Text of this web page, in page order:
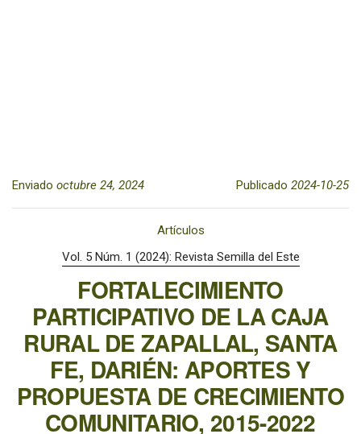
Enviado octubre 24, 2024 Publicado 2024-10-25
Artículos
Vol. 5 Núm. 1 (2024): Revista Semilla del Este
FORTALECIMIENTO
PARTICIPATIVO DE LA CAJA
RURAL DE ZAPALLAL, SANTA
FE, DARIÉN: APORTES Y
PROPUESTA DE CRECIMIENTO
COMUNITARIO, 2015-2022